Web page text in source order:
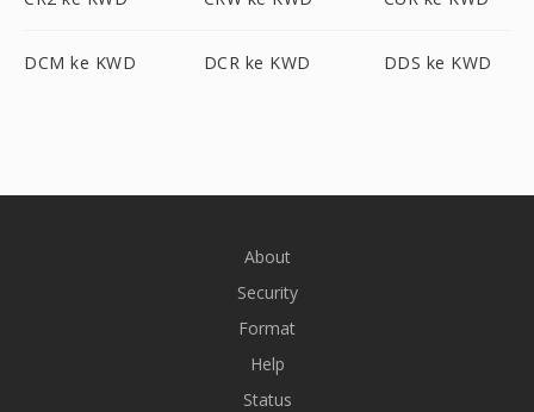
DCM ke KWD DCR ke KWD DDS ke KWD
About
Security
Format
Help
Status